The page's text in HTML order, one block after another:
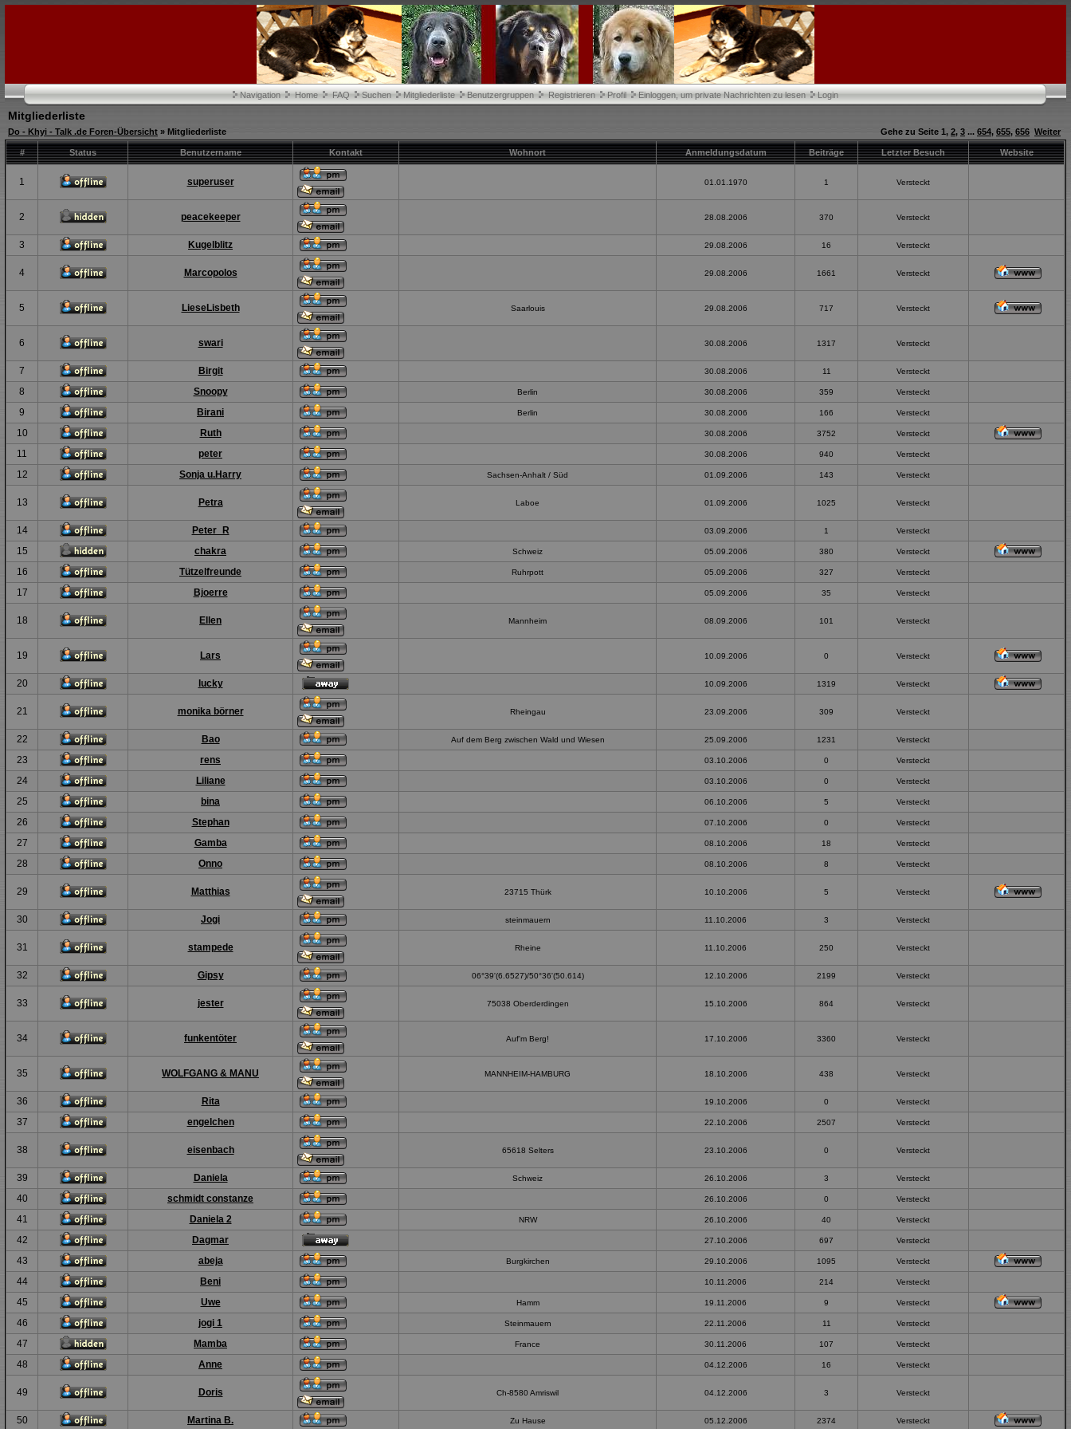
Navigation Home FAQ Suchen Mitgliederliste Benutzergruppen Registrieren Profil Einloggen, um private Nachrichten zu lesen Login
Mitgliederliste
Do - Khyi - Talk .de Foren-Übersicht » Mitgliederliste Gehe zu Seite 1, 2, 3 ... 654, 655, 656 Weiter
# Status Benutzername Kontakt Wohnort Anmeldungsdatum Beiträge Letzter Besuch Website
1 superuser 01.01.1970 1 Versteckt
2 peacekeeper 28.08.2006 370 Versteckt
3 Kugelblitz 29.08.2006 16 Versteckt
4 Marcopolos 29.08.2006 1661 Versteckt
5 LieseLisbeth Saarlouis 29.08.2006 717 Versteckt
6 swari 30.08.2006 1317 Versteckt
7 Birgit 30.08.2006 11 Versteckt
8 Snoopy Berlin 30.08.2006 359 Versteckt
9 Birani Berlin 30.08.2006 166 Versteckt
10 Ruth 30.08.2006 3752 Versteckt
11 peter 30.08.2006 940 Versteckt
12 Sonja u.Harry Sachsen-Anhalt / Süd 01.09.2006 143 Versteckt
13 Petra Laboe 01.09.2006 1025 Versteckt
14 Peter_R 03.09.2006 1 Versteckt
15 chakra Schweiz 05.09.2006 380 Versteckt
16 Tützelfreunde Ruhrpott 05.09.2006 327 Versteckt
17 Bjoerre 05.09.2006 35 Versteckt
18 Ellen Mannheim 08.09.2006 101 Versteckt
19 Lars 10.09.2006 0 Versteckt
20 lucky 10.09.2006 1319 Versteckt
21 monika börner Rheingau 23.09.2006 309 Versteckt
22 Bao Auf dem Berg zwischen Wald und Wiesen 25.09.2006 1231 Versteckt
23 rens 03.10.2006 0 Versteckt
24 Liliane 03.10.2006 0 Versteckt
25 bina 06.10.2006 5 Versteckt
26 Stephan 07.10.2006 0 Versteckt
27 Gamba 08.10.2006 18 Versteckt
28 Onno 08.10.2006 8 Versteckt
29 Matthias 23715 Thürk 10.10.2006 5 Versteckt
30 Jogi steinmauern 11.10.2006 3 Versteckt
31 stampede Rheine 11.10.2006 250 Versteckt
32 Gipsy 06°39'(6.6527)/50°36'(50.614) 12.10.2006 2199 Versteckt
33 jester 75038 Oberderdingen 15.10.2006 864 Versteckt
34 funkentöter Auf'm Berg! 17.10.2006 3360 Versteckt
35 WOLFGANG & MANU MANNHEIM-HAMBURG 18.10.2006 438 Versteckt
36 Rita 19.10.2006 0 Versteckt
37 engelchen 22.10.2006 2507 Versteckt
38 eisenbach 65618 Selters 23.10.2006 0 Versteckt
39 Daniela Schweiz 26.10.2006 3 Versteckt
40 schmidt constanze 26.10.2006 0 Versteckt
41 Daniela 2 NRW 26.10.2006 40 Versteckt
42 Dagmar 27.10.2006 697 Versteckt
43 abeja Burgkirchen 29.10.2006 1095 Versteckt
44 Beni 10.11.2006 214 Versteckt
45 Uwe Hamm 19.11.2006 9 Versteckt
46 jogi 1 Steinmauern 22.11.2006 11 Versteckt
47 Mamba France 30.11.2006 107 Versteckt
48 Anne 04.12.2006 16 Versteckt
49 Doris Ch-8580 Amriswil 04.12.2006 3 Versteckt
50 Martina B. Zu Hause 05.12.2006 2374 Versteckt